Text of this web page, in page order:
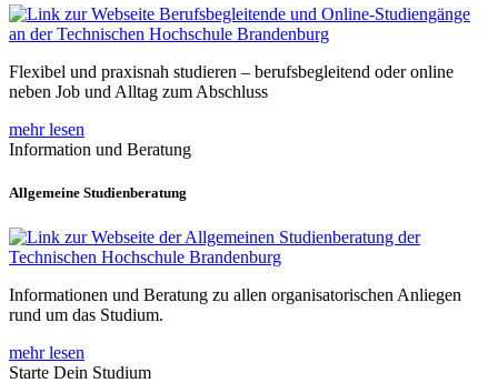
Flexibel und praxisnah studieren – berufsbegleitend oder online
neben Job und Alltag zum Abschluss
mehr lesen
Information und Beratung
Allgemeine Studienberatung
Informationen und Beratung zu allen organisatorischen Anliegen
rund um das Studium.
mehr lesen
Starte Dein Studium